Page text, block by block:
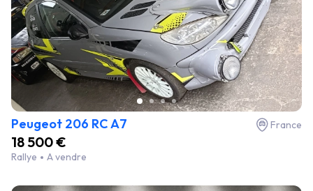
Peugeot 206 RC A7 France
18 500 €
Rallye A vendre